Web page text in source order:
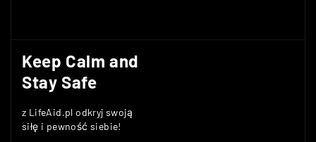
Keep Calm and
Stay Safe
z LifeAid.pl odkryj swoją
siłę i pewność siebie!